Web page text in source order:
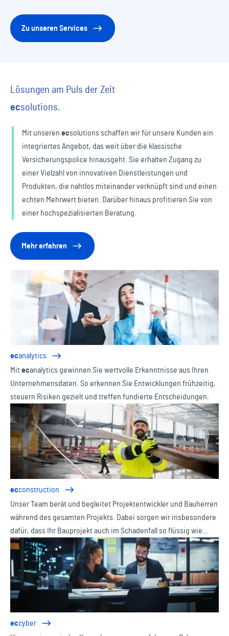
Zu unseren Services
Lösungen am Puls der Zeit
ecsolutions.
Mit unseren ecsolutionsschaffen wir für unsere Kunden ein
integriertes Angebot, das weit über die klassische
Versicherungspolice hinausgeht. Sie erhalten Zugang zu
einer Vielzahl von innovativen Dienstleistungen und
Produkten, die nahtlos miteinander verknüpft sind und einen
echten Mehrwert bieten. Darüber hinaus profitieren Sie von
einer hochspezialisierten Beratung.
Mehr erfahren
ecanalytics
Mitecanalytics gewinnen Sie wertvolle Erkenntnisse aus Ihren
Unternehmensdaten. So erkennen Sie Entwicklungen frühzeitig,
steuern Risiken gezielt und treffen fundierte Entscheidungen.
ecconstruction
Unser Team berät und begleitet Projektentwickler und Bauherren
während des gesamten Projekts. Dabei sorgen wir insbesondere
dafür, dass Ihr Bauprojekt auch im Schadenfall so flüssig wie
möglich weiterläuft.
eccyber